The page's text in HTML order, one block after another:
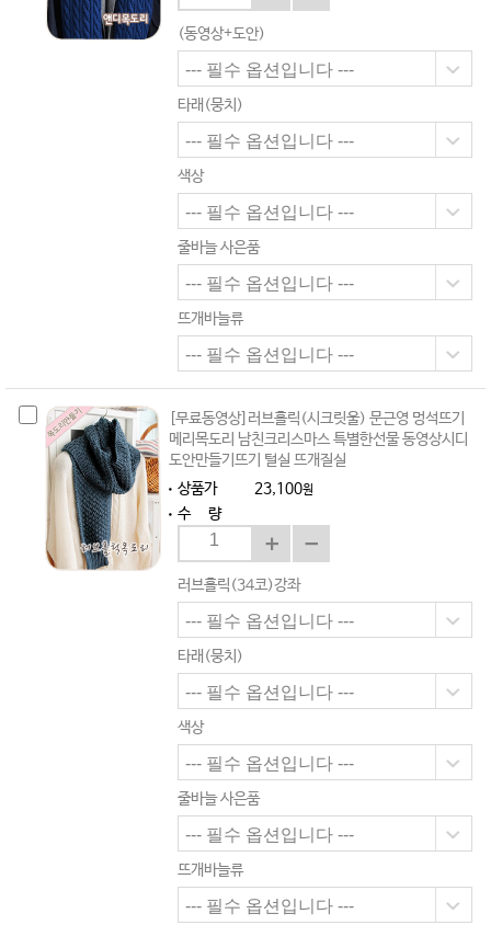
(동영상+도안)
타래(뭉치)
색상
줄바늘 사은품
뜨개바늘류
[무료동영상]러브홀릭(시크릿울) 문근영 멍석뜨기
메리목도리 남친크리스마스 특별한선물 동영상시디
도안만들기뜨기 털실 뜨개질실
상품가
23,100원
수 량
러브홀릭(34코)강좌
타래(뭉치)
색상
줄바늘 사은품
뜨개바늘류